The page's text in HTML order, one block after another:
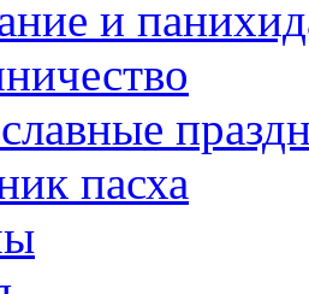
и
пасха